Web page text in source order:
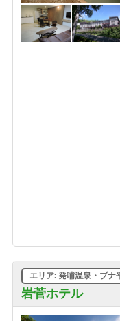
岩菅ホテル
エリア: 発哺温泉・ブナ